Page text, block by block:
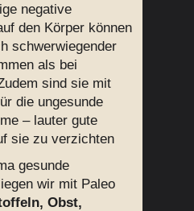
negative
den Körper können
schwerwiegender
als bei
sind sie mit
die ungesunde
– lauter gute
sie zu verzichten
gesunde
wir mit Paleo
Obst,